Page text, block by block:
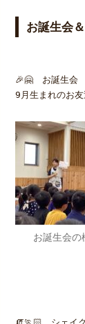
お誕生会
🎉🤗 お誕生会
9月生まれのお
お誕生会の